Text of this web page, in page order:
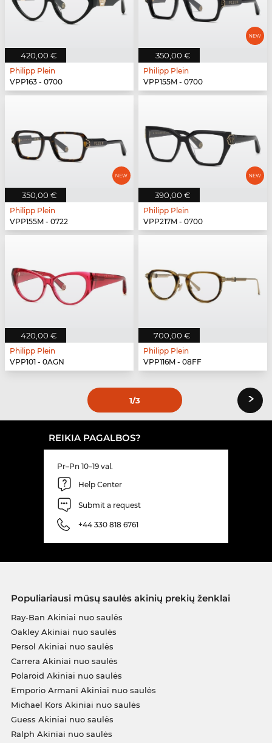
420,00 €
Philipp Plein
VPP163 - 0700
350,00 €
Philipp Plein
VPP155M - 0700
350,00 €
Philipp Plein
VPP155M - 0722
390,00 €
Philipp Plein
VPP217M - 0700
420,00 €
Philipp Plein
VPP101 - 0AGN
700,00 €
Philipp Plein
VPP116M - 08FF
1/3 ›
REIKIA PAGALBOS?
Pr–Pn 10–19 val.
Help Center
Submit a request
+44 330 818 6761
Populiariausi mūsų saulės akinių prekių ženklai
Ray-Ban Akiniai nuo saulės
Oakley Akiniai nuo saulės
Persol Akiniai nuo saulės
Carrera Akiniai nuo saulės
Polaroid Akiniai nuo saulės
Emporio Armani Akiniai nuo saulės
Michael Kors Akiniai nuo saulės
Guess Akiniai nuo saulės
Ralph Akiniai nuo saulės